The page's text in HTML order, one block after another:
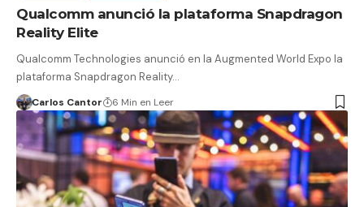
Qualcomm anunció la plataforma Snapdragon
Reality Elite
Qualcomm Technologies anunció en la Augmented World Expo la
plataforma Snapdragon Reality…
Carlos Cantor 6 Min en Leer